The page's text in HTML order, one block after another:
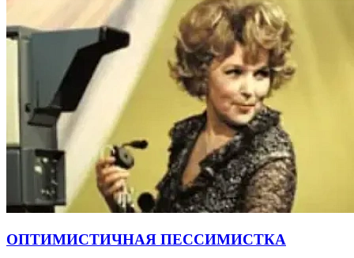
ОПТИМИСТИЧНАЯ ПЕССИМИСТКА